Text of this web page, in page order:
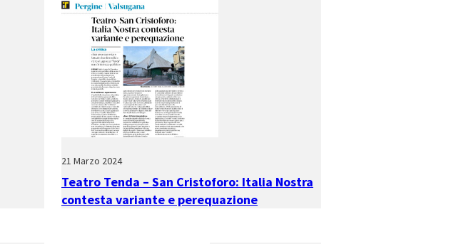
21 Marzo 2024
Teatro Tenda – San Cristoforo: Italia Nostra
contesta variante e perequazione